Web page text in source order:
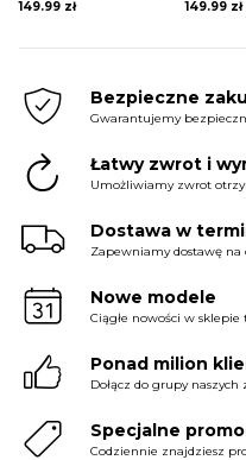
149.99 zł 149.99 zł
Bezpieczne
Gwarantujemy
Łatwy zwrot i
Umożliwiamy zwrot
Dostawa w
Zapewniamy dostawę na
Nowe modele
Ciągłe nowości w sklepie
Ponad milion
Dołącz do grupy
Specjalne
Codziennie znajdziesz